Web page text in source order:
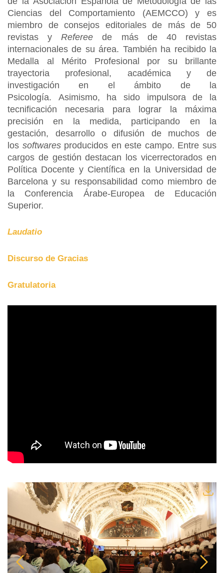
Ciencias del Comportamiento (AEMCCO) y es
miembro de consejos editoriales de más de 50
revistas yReferee de más de 40 revistas
internacionales de su área. También ha recibido la
Medalla al Mérito Profesional por su brillante
trayectoria profesional, académica y de
investigación en el ámbito de la
Psicología. Asimismo, ha sido impulsora de la
tecnificación necesaria para lograr la máxima
precisión en la medida, participando en la
gestación, desarrollo o difusión de muchos de
los softwares producidos en este campo. Entre sus
cargos de gestión destacan los vicerrectorados en
Política Docente y Científica en la Universidad de
Barcelona y su responsabilidad como miembro de
la Conferencia Árabe-Europea de Educación
Superior.
Laudatio
Discurso de Gracias
Gratulatoria